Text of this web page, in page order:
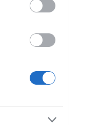
φως στις
ειδών